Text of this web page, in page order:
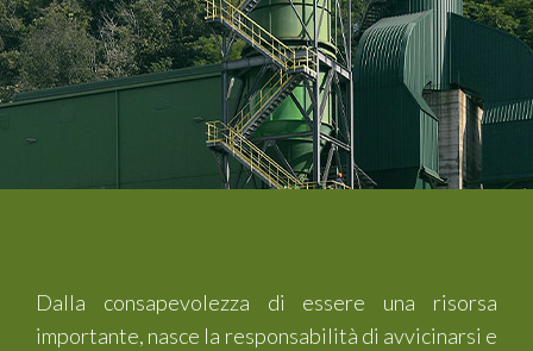
Dalla consapevolezza di essere una risorsa
importante, nasce la responsabilità di avvicinarsi e